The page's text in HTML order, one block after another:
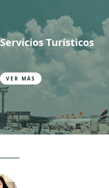
Servicios Turísticos
VER MÁS